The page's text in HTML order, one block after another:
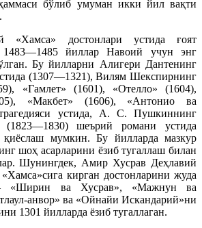
бўлиб умуман икки йил вақти
«Хамса» достонлари устида ғоят
1483—1485 йиллар Навоий учун энг
Бу йилларни Алигери Дантенинг
(1307—1321), Вилям Шекспирнинг
«Гамлет» (1601), «Отелло» (1604),
«Макбет» (1606), «Антонио ва
устида, А. С. Пушкиннинг
(1823—1830) шеърий романи устида
қиёслаш мумкин. Бу йилларда мазкур
шоҳ асарларини ёзиб тугаллаш билан
Шунингдек, Амир Хусрав Деҳлавий
кирган достонларини жуда
«Ширин ва Хусрав», «Мажнун ва
анвор» ва «Ойнайи Искандарий»ни
1301 йилларда ёзиб тугаллаган.